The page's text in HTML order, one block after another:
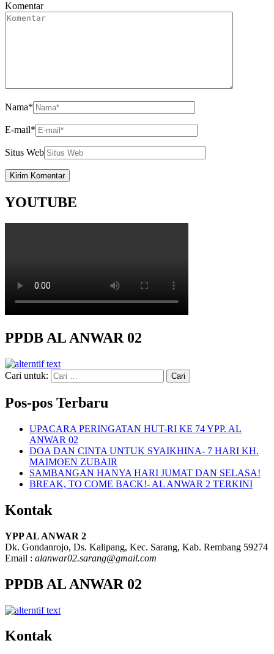
Komentar
Nama*
E-mail*
Situs Web
YOUTUBE
PPDB AL ANWAR 02
Cari untuk:
Pos-pos Terbaru
UPACARA PERINGATAN HUT-RI KE 74 YPP. AL
ANWAR 02
DOA DAN CINTA UNTUK SYAIKHINA- 7 HARI KH.
MAIMOEN ZUBAIR
SAMBANGAN HANYA HARI JUMAT DAN SELASA!
BREAK, TO COME BACK!- AL ANWAR 2 TERKINI
Kontak
YPP AL ANWAR 2
Dk. Gondanrojo, Ds. Kalipang, Kec. Sarang, Kab. Rembang 59274
Email : alanwar02.sarang@gmail.com
PPDB AL ANWAR 02
Kontak